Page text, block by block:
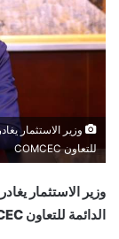
وزير الاستثمار
للتعاون COMCEC
وزير الاستثمار
الدائمة للتعاون COMCEC